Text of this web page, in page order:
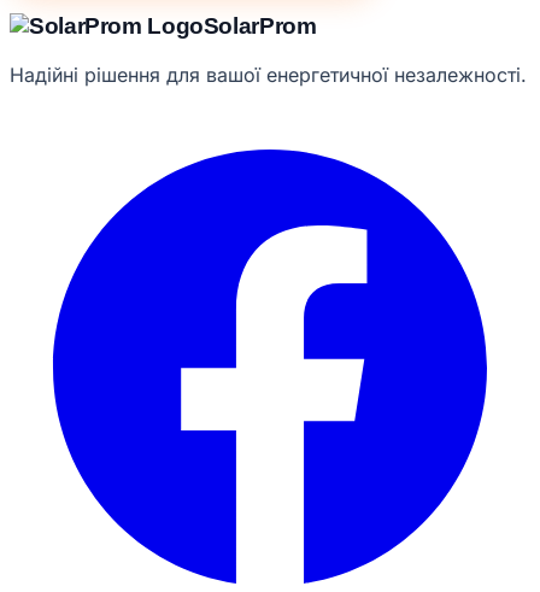
SolarProm
Надійні рішення для вашої енергетичної незалежності.